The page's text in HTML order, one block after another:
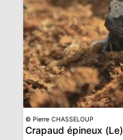
© Pierre CHASSELOUP
Crapaud épineux (Le)